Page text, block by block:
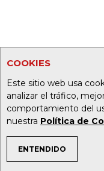
COOKIES
Este sitio web usa
analizar el tráfico,
comportamiento del
nuestra Política de
ENTENDIDO
TEMAS DE INTERÉS